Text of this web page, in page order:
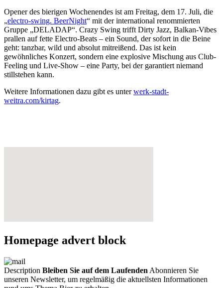
Opener des bierigen Wochenendes ist am Freitag, dem 17. Juli, die
„electro-swing. BeerNight“ mit der international renommierten
Gruppe „DELADAP“. Crazy Swing trifft Dirty Jazz, Balkan-Vibes
prallen auf fette Electro-Beats – ein Sound, der sofort in die Beine
geht: tanzbar, wild und absolut mitreißend. Das ist kein
gewöhnliches Konzert, sondern eine explosive Mischung aus Club-
Feeling und Live-Show – eine Party, bei der garantiert niemand
stillstehen kann.
Weitere Informationen dazu gibt es unterwerk-stadt-
weitra.com/kirtag.
Homepage advert block
Description Bleiben Sie auf dem Laufenden Abonnieren Sie
unseren Newsletter, um regelmäßig die aktuellsten Informationen